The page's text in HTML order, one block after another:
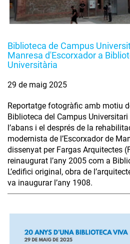
Biblioteca de Campus
Manresa d'Escorxador a
Universitària
29 de maig 2025
Reportatge fotogràfic amb motiu
Biblioteca del Campus
l’abans i el després de la
modernista de l’Escorxador de
dissenyat per Fargas Arquitectes
reinaugurat l’any 2005 com a
L’edifici original, obra de
va inaugurar l’any 1908.